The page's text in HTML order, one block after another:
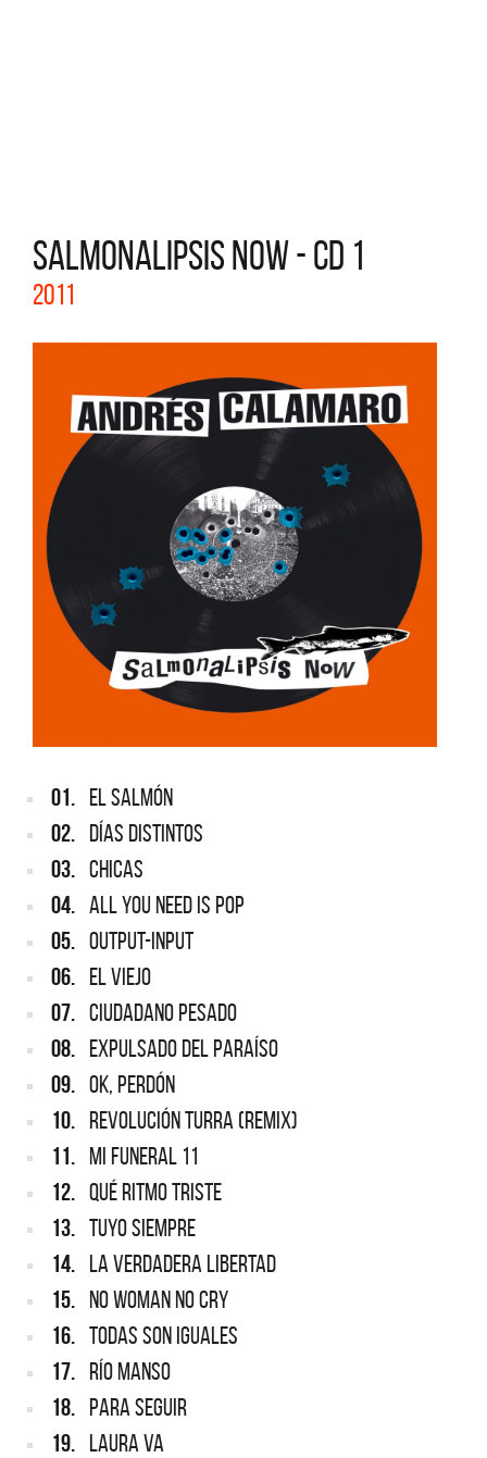
SALMONALIPSIS NOW - CD 1
2011
01. EL SALMÓN
02. DÍAS DISTINTOS
03. CHICAS
04. ALL YOU NEED IS POP
05. OUTPUT-INPUT
06. EL VIEJO
07. CIUDADANO PESADO
08. EXPULSADO DEL PARAÍSO
09. OK, PERDÓN
10. REVOLUCIÓN TURRA (REMIX)
11. MI FUNERAL 11
12. QUÉ RITMO TRISTE
13. TUYO SIEMPRE
14. LA VERDADERA LIBERTAD
15. NO WOMAN NO CRY
16. TODAS SON IGUALES
17. RÍO MANSO
18. PARA SEGUIR
19. LAURA VA